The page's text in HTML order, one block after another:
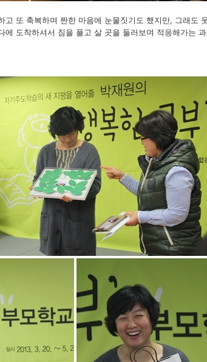
또 축복하며 짠한 마음에 눈물짓기도 했지만, 그래도
도착하셔서 짐을 풀고 살 곳을 둘러보며 적응해가는